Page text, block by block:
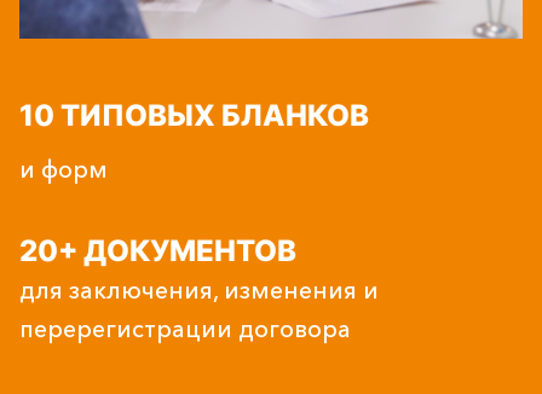
10 ТИПОВЫХ БЛАНКОВ
и форм
20+ ДОКУМЕНТОВ
для заключения, изменения и
перерегистрации договора